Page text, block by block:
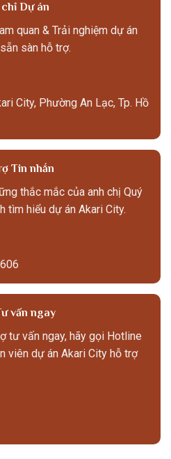
Dự án
quan & Trải nghiệm dự án
sàn hỗ trợ.
City, Phường An Lạc, Tp. Hồ
Tin nhắn
thắc mắc của anh chị Quý
tìm hiểu dự án Akari City.
vấn ngay
tư vấn ngay, hãy gọi Hotline
viên dự án Akari City hỗ trợ